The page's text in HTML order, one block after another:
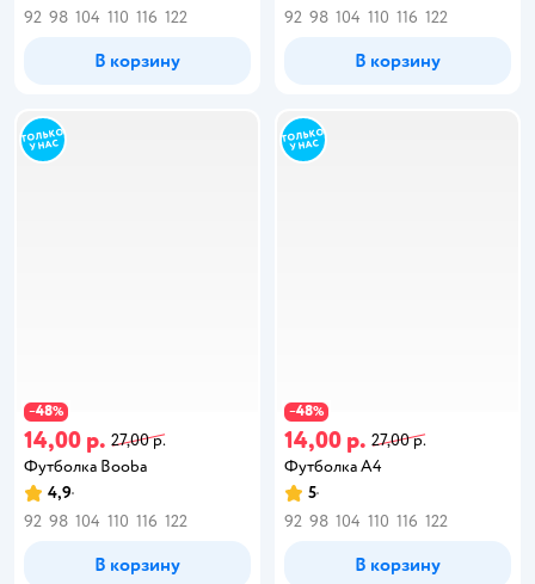
92 98 104 110 116 122
В корзину
92 98 104 110 116 122
В корзину
−48%
14,00 р. 27,00 р.
Футболка Booba
4,9
92 98 104 110 116 122
В корзину
−48%
14,00 р. 27,00 р.
Футболка А4
5
92 98 104 110 116 122
В корзину